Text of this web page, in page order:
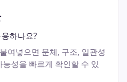
하나요?
여넣으면 문체, 구조, 일관성
성을 빠르게 확인할 수 있